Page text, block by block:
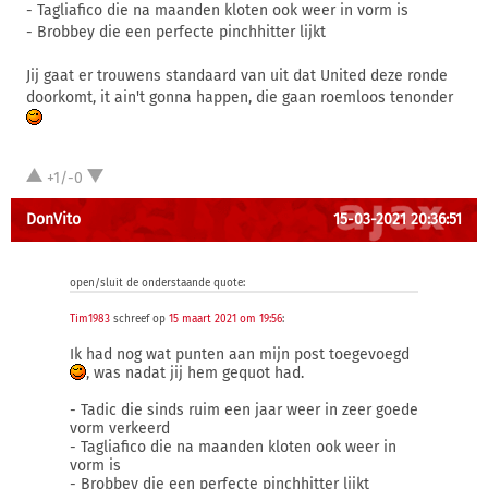
- Tagliafico die na maanden kloten ook weer in vorm is
- Brobbey die een perfecte pinchhitter lijkt
Jij gaat er trouwens standaard van uit dat United deze ronde
doorkomt, it ain't gonna happen, die gaan roemloos tenonder
+1/-0
DonVito 15-03-2021 20:36:51
open/sluit de onderstaande quote:
Tim1983 schreef op 15 maart 2021 om 19:56:
Ik had nog wat punten aan mijn post toegevoegd
, was nadat jij hem gequot had.
- Tadic die sinds ruim een jaar weer in zeer goede
vorm verkeerd
- Tagliafico die na maanden kloten ook weer in
vorm is
- Brobbey die een perfecte pinchhitter lijkt